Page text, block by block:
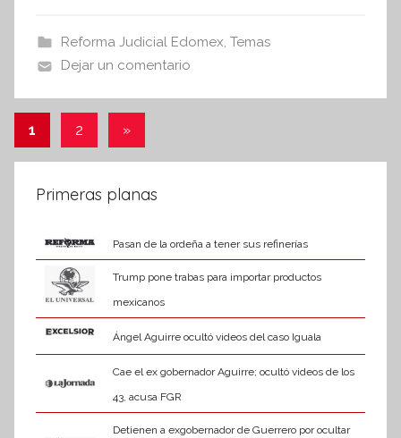
I
m
a
b
o
o
k
A
p
p
Reforma Judicial Edomex, Temas
Dejar un comentario
Paginación
de
entradas
1 2
Entradas
»
Primeras planas
Pasan de la ordeña a tener sus refinerías
Trump pone trabas para importar productos
mexicanos
Ángel Aguirre ocultó videos del caso Iguala
Cae el ex gobernador Aguirre; ocultó videos de los
43, acusa FGR
Detienen a exgobernador de Guerrero por ocultar